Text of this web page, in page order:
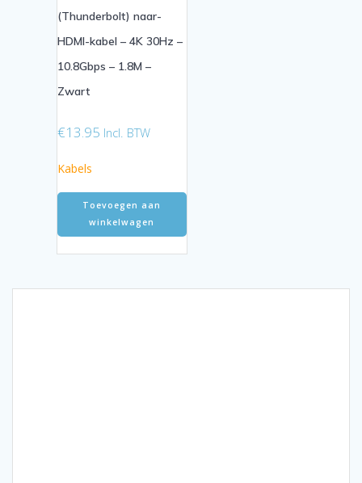
(Thunderbolt) naar-
HDMI-kabel – 4K 30Hz –
10.8Gbps – 1.8M –
Zwart
€13.95 Incl. BTW
Kabels
Toevoegen aan
winkelwagen